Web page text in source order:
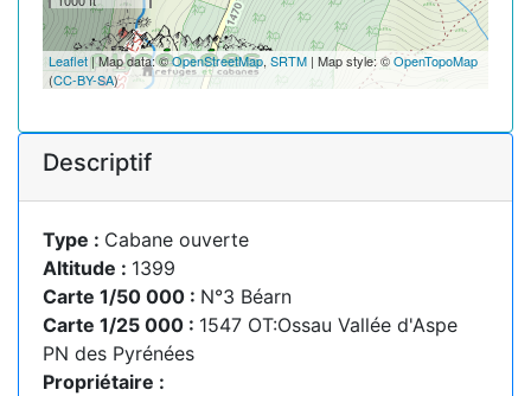
Leaflet| Map data: ©OpenStreetMap, SRTM | Map style: ©OpenTopoMap
(CC-BY-SA)
Descriptif
Type : Cabane ouverte
Altitude : 1399
Carte 1/50 000 : N°3 Béarn
Carte 1/25 000 : 1547 OT:Ossau Vallée d'Aspe
PN des Pyrénées
Propriétaire :